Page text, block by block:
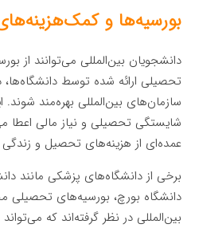
بورسیه‌ها و
دانشجویان بین‌المللی می‌توانند از
تحصیلی ارائه شده توسط
سازمان‌های بین‌المللی بهره‌مند
شایستگی تحصیلی و نیاز مالی
عمده‌ای از هزینه‌های تحصیل و
برخی از دانشگاه‌های پزشکی مانند
دانشگاه بورچ، بورسیه‌های تحصیلی
بین‌المللی در نظر گرفته‌اند که